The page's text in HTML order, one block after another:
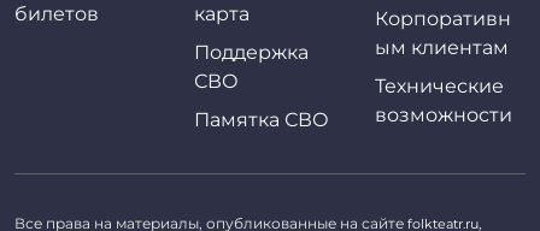
билетов
карта
Поддержка
СВО
Памятка СВО
Корпоративн
ым клиентам
Технические
возможности
Все права на материалы, опубликованные на сайте folkteatr.ru,